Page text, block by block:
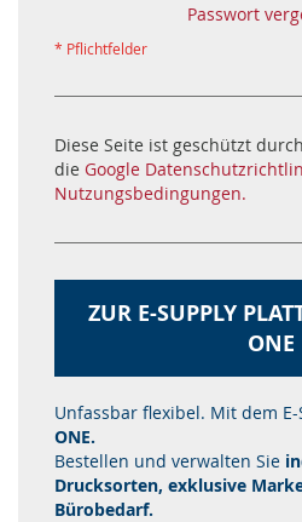
Passwort
Diese Seite ist geschützt
die Google
Nutzungsbedingungen.
ZUR E-SUPPLY
ONE
Unfassbar flexibel. Mit dem
ONE.
Bestellen und verwalten Sie
Drucksorten, exklusive
Bürobedarf.